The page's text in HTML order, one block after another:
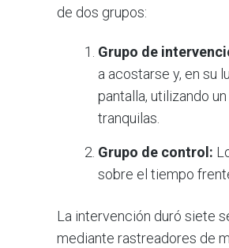
de dos grupos:
Grupo de
a acostarse y, en su
pantalla, utilizando
tranquilas.
Grupo de control:
sobre el tiempo
La intervención duró siete
mediante rastreadores de